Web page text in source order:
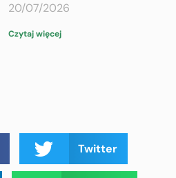
20/07/2026
Czytaj więcej
Twitter